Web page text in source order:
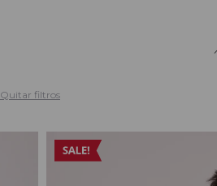
Quitar filtros